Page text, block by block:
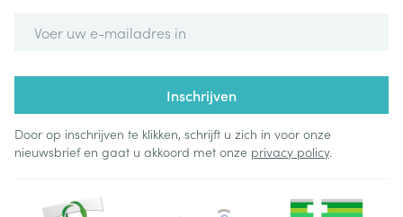
Inschrijven
Door op inschrijven te klikken, schrijft u zich in voor onze
nieuwsbrief en gaat u akkoord met onze privacy policy.